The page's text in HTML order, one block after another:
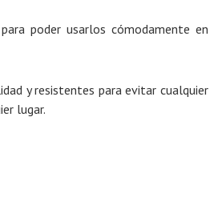
poder usarlos cómodamente en
y resistentes para evitar cualquier
lugar.